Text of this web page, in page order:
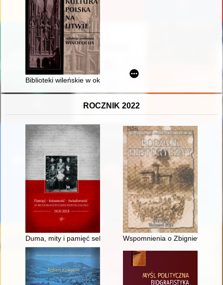
Biblioteki wileńskie w okresie międzywojennym
ROCZNIK 2022
Duma, mity i pamięć selektywna : determinanty świadomości
Wspomnienia o Zbigniewie